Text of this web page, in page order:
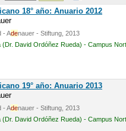
18° año: Anuario 2012
- Adenauer - Stiftung, 2013
(Dr. David Ordóñez Rueda) - Campus
19° año: Anuario 2013
- Adenauer - Stiftung, 2013
(Dr. David Ordóñez Rueda) - Campus